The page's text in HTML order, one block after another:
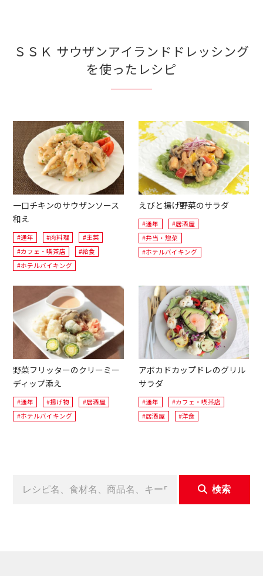
ＳＳＫ サウザンアイランドドレッシング
を使ったレシピ
一口チキンのサウザンソース
和え
#通年 #肉料理
#主菜
#カフェ・喫茶店
#給食
#ホテルバイキング
えびと揚げ野菜のサラダ
#通年
#居酒屋
#弁当・惣菜
#ホテルバイキング
野菜フリッターのクリーミー
ディップ添え
#通年 #揚げ物
#居酒屋
#ホテルバイキング
アボカドカップドレのグリル
サラダ
#通年
#カフェ・喫茶店
#居酒屋
#洋食
検索